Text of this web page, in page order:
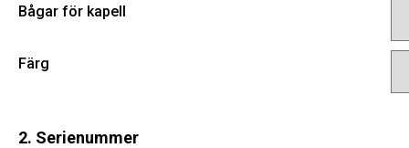
Bågar för kapell
Färg
2. Serienummer